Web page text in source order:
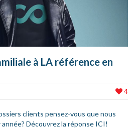
à LA référence en
4
clients pensez-vous que nous
Découvrez la réponse ICI!